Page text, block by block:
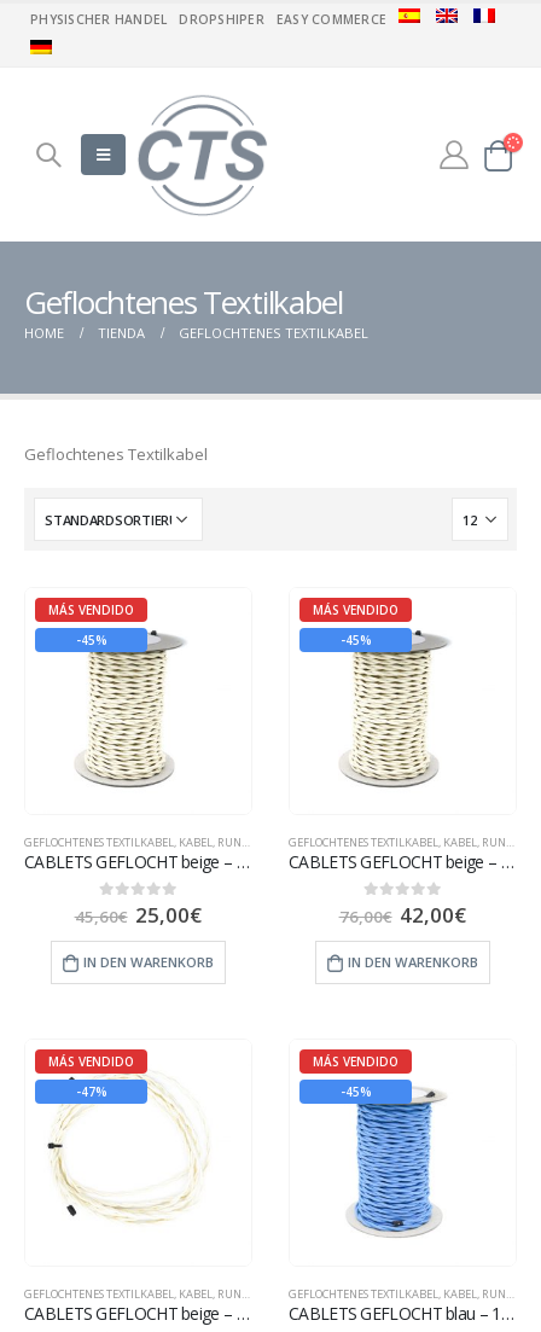
PHYSISCHER HANDEL DROPSHIPER EASY COMMERCE
Geflochtenes Textilkabel
HOME TIENDA GEFLOCHTENES TEXTILKABEL
Geflochtenes Textilkabel
MÁS VENDIDO
-45%
GEFLOCHTENES TEXTILKABEL, KABEL, RUNDES TEXTILKABEL
CABLETS GEFLOCHT beige – 15 m
out of 5
45,60€ 25,00€
IN DEN WARENKORB
MÁS VENDIDO
-45%
GEFLOCHTENES TEXTILKABEL, KABEL, RUNDES TEXTILKABEL
CABLETS GEFLOCHT beige – 25 m
out of 5
76,00€ 42,00€
IN DEN WARENKORB
MÁS VENDIDO
-47%
GEFLOCHTENES TEXTILKABEL, KABEL, RUNDES TEXTILKABEL
CABLETS GEFLOCHT beige – 5 m
MÁS VENDIDO
-45%
GEFLOCHTENES TEXTILKABEL, KABEL, RUNDES TEXTILKABEL
CABLETS GEFLOCHT blau – 15 m